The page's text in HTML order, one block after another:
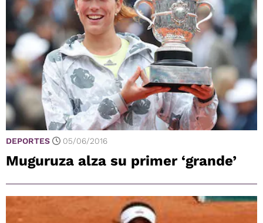
DEPORTES 05/06/2016
Muguruza alza su primer ‘grande’